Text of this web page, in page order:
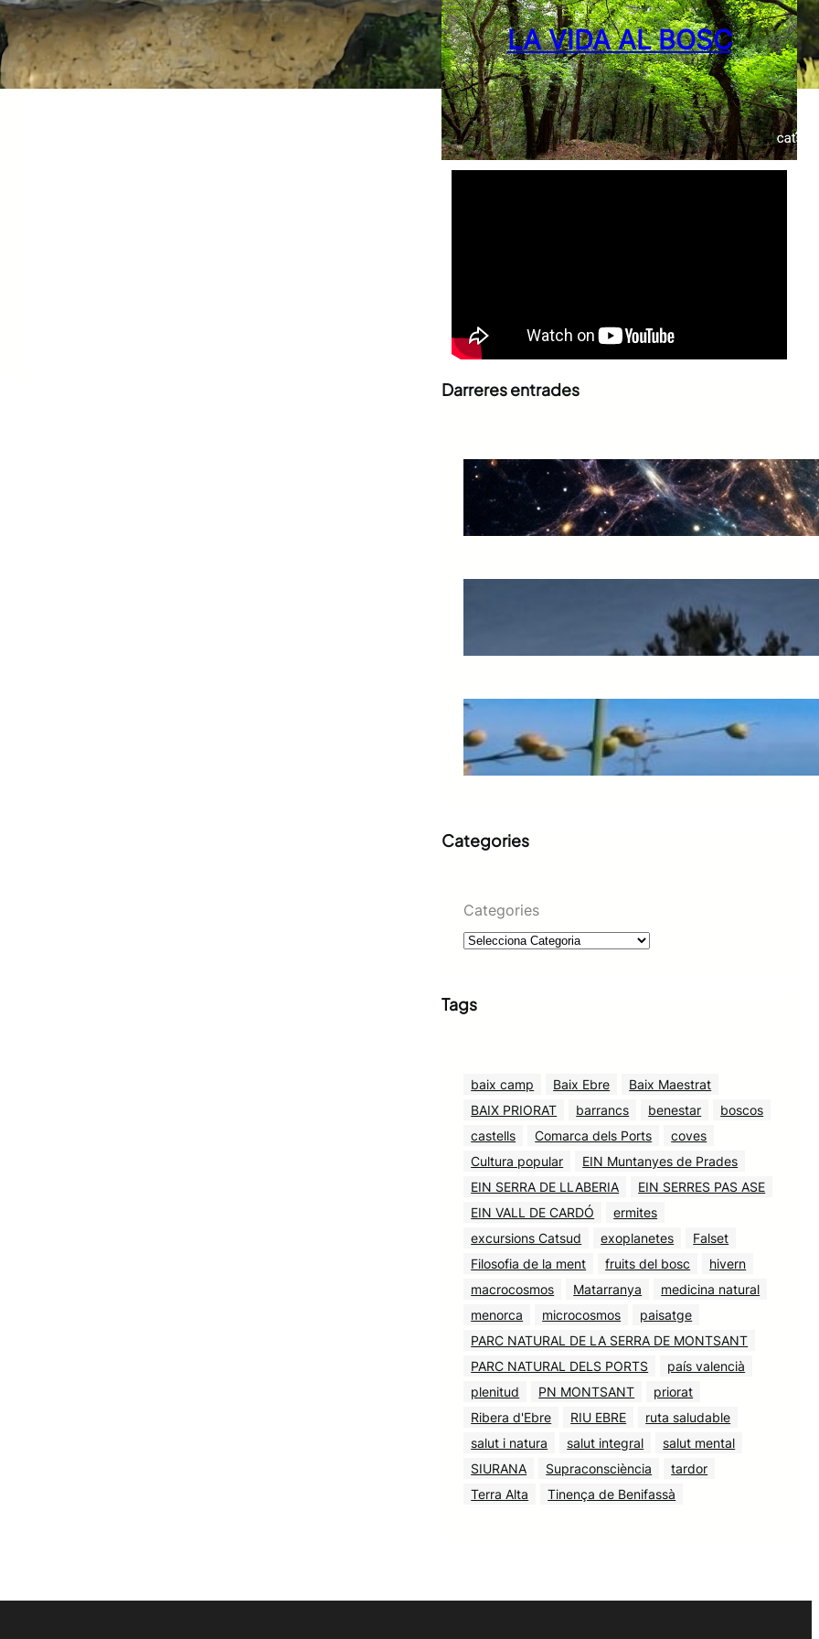
LA VIDA AL BOSC
Darreres entrades
Què és la supraconsciència?
juny 30, 2026
El preu d’un error còsmic
juny 20, 2026
L’espernallac: l’or groc de la
muntanya
juny 14, 2026
Categories
Categories
Tags
baix camp Baix Ebre
Baix Maestrat
BAIX PRIORAT
barrancs benestar
boscos
castells
Comarca dels Ports
coves
Cultura popular
EIN Muntanyes de Prades
EIN SERRA DE LLABERIA
EIN SERRES PAS ASE
EIN VALL DE CARDÓ
ermites
excursions Catsud
exoplanetes
Falset
Filosofia de la ment
fruits del bosc
hivern
macrocosmos
Matarranya
medicina natural
menorca
microcosmos
paisatge
PARC NATURAL DE LA SERRA DE MONTSANT
PARC NATURAL DELS PORTS
país valencià
plenitud
PN MONTSANT
priorat
Ribera d'Ebre
RIU EBRE
ruta saludable
salut i natura
salut integral
salut mental
SIURANA
Supraconsciència
tardor
Terra Alta
Tinença de Benifassà